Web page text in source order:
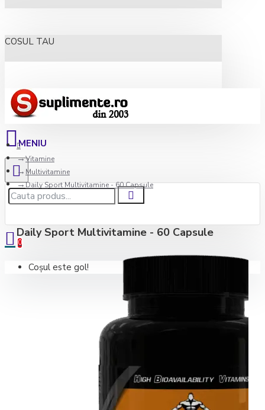
COSUL TAU
0
Coșul este gol!
Vitamine
Multivitamine
Daily Sport Multivitamine - 60 Capsule
Daily Sport Multivitamine - 60 Capsule